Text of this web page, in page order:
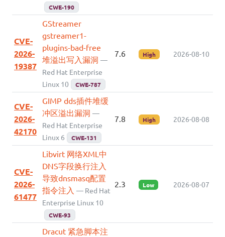
CWE-190
CVE-
2026-
19387
GStreamer
gstreamer1-
plugins-bad-free
堆溢出写入漏洞 —
Red Hat Enterprise
Linux 10
CWE-787
7.6 High 2026-08-10
CVE-
2026-
42170
GIMP dds插件堆缓
冲区溢出漏洞 —
Red Hat Enterprise
Linux 6
CWE-131
7.8 High 2026-08-08
CVE-
2026-
61477
Libvirt 网络XML中
DNS字段换行注入
导致dnsmasq配置
指令注入 — Red Hat
Enterprise Linux 10
CWE-93
2.3 Low 2026-08-07
Dracut 紧急脚本注